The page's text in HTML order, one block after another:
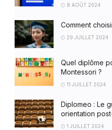
8 AOÛT 2024
Comment
29 JUILLET 2024
Quel diplôme
Montessori ?
11 JUILLET 2024
Diplomeo : Le
orientation
1 JUILLET 2024